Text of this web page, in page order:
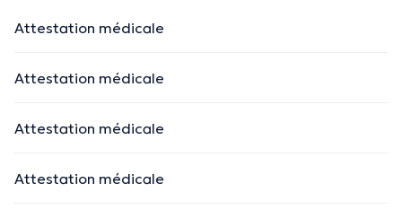
Attestation médicale
Attestation médicale
Attestation médicale
Attestation médicale